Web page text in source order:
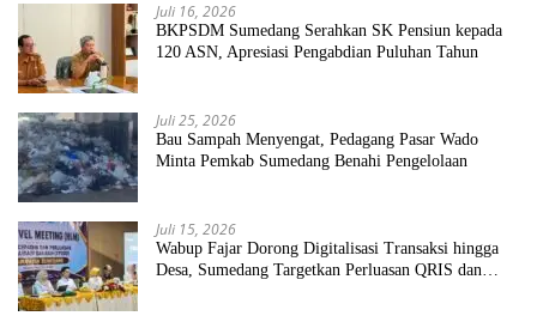
Juli 16, 2026
BKPSDM Sumedang Serahkan SK Pensiun kepada
120 ASN, Apresiasi Pengabdian Puluhan Tahun
Juli 25, 2026
Bau Sampah Menyengat, Pedagang Pasar Wado
Minta Pemkab Sumedang Benahi Pengelolaan
Juli 15, 2026
Wabup Fajar Dorong Digitalisasi Transaksi hingga
Desa, Sumedang Targetkan Perluasan QRIS dan